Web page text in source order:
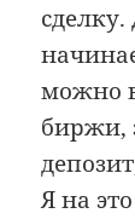
сделку.
можно
биржи,
Я на